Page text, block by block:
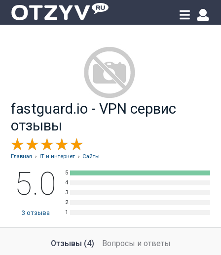
fastguard.io - VPN сервис
отзывы
Главная ›IT и интернет › Сайты
5.0
3 отзыва
Отзывы (4) Вопросы и ответы